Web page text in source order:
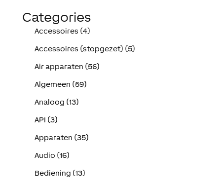
Categories
Accessoires (4)
Accessoires (stopgezet) (5)
Air apparaten (56)
Algemeen (59)
Analoog (13)
API (3)
Apparaten (35)
Audio (16)
Bediening (13)